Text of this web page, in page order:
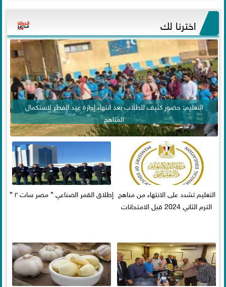
اخترنا لك
التعليم: حضور كثيف للطلاب بعد انتهاء إجازة عيد الفطر لاستكمال
المناهج
التعليم تشدد على الانتهاء من مناهج
الترم الثاني 2024 قبل الامتحانات
إطلاق القمر الصناعي ” مصر سات ٢ ”